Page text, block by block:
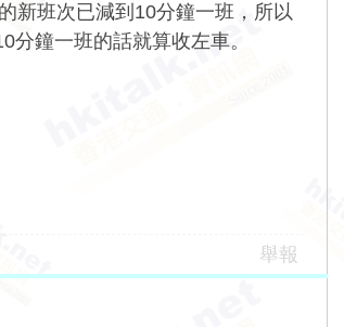
新班次已減到10分鐘一班，所以
鐘一班的話就算收左車。
舉報